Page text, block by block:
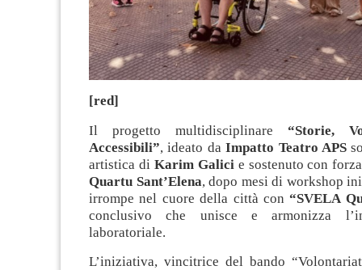
[red]
Il progetto multidisciplinare “Storie,
Accessibili”, ideato daImpatto Teatro APS
artistica di Karim Galici e sostenuto con
Quartu Sant’Elena, dopo mesi di workshop
irrompe nel cuore della città con“SVELA
conclusivo che unisce e armonizza
laboratoriale.
L’iniziativa, vincitrice del bando